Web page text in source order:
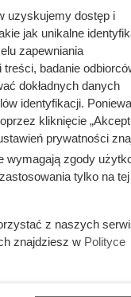
i następnie
niedawno, że
epoce Inków w
400 lat
uzyskujemy dostęp i
jak unikalne
zapewniania
badanie
dokładnych danych
identyfikacji.
kliknięcie
prywatności
wymagają zgody
tylko na tej
z naszych
znajdziesz w Polityce